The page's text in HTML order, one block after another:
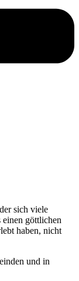
sich viele
einen göttlichen
haben, nicht
und in